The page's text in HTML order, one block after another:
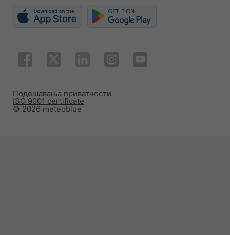
© 2026 meteoblue
ISO 9001 certificate
Подешавања приватности